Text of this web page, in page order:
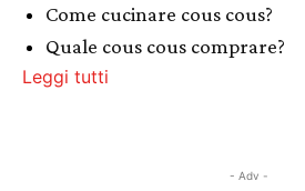
Come cucinare cous cous?
Quale cous cous comprare?
Leggi tutti
- Adv -